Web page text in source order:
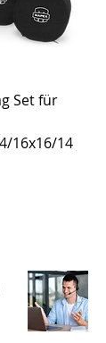
Set für
16x16/14Preis